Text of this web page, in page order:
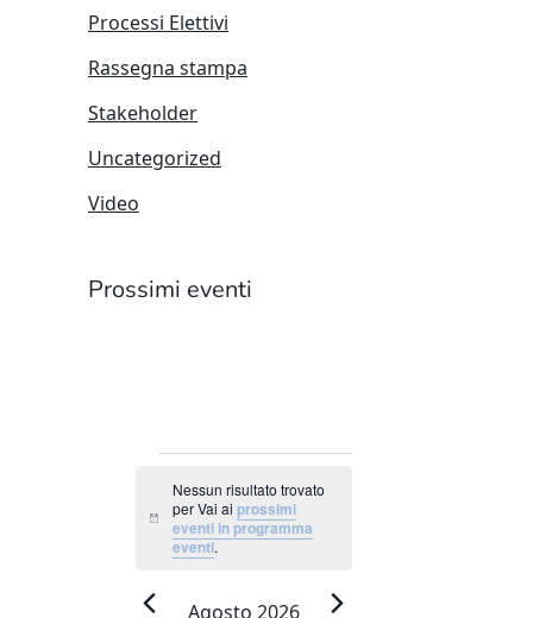
Processi Elettivi
Rassegna stampa
Stakeholder
Uncategorized
Video
Prossimi eventi
EVENTI
Notice
Nessun risultato trovato
per Vai aiprossimi
eventi in programma
eventi.
Agosto 2026